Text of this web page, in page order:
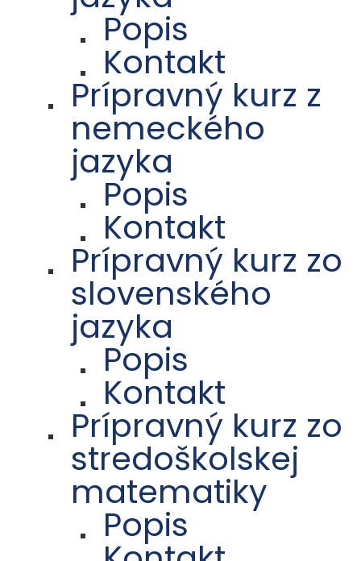
Popis
Kontakt
Prípravný kurz z
nemeckého
jazyka
Popis
Kontakt
Prípravný kurz zo
slovenského
jazyka
Popis
Kontakt
Prípravný kurz zo
stredoškolskej
matematiky
Popis